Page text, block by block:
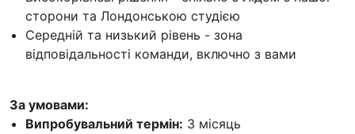
сторони та Лондонською студією
Середній та низький рівень - зона
відповідальності команди, включно з вами
За умовами:
Випробувальний термін: 3 місяць